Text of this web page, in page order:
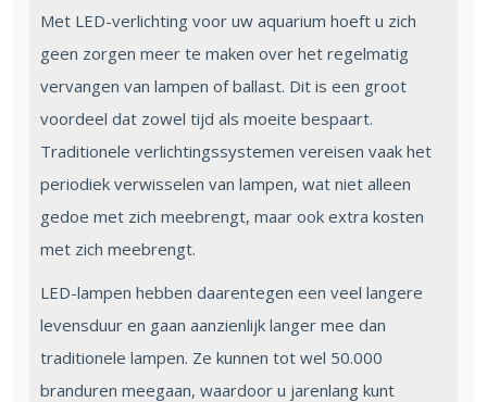
Met LED-verlichting voor uw aquarium hoeft u zich
geen zorgen meer te maken over het regelmatig
vervangen van lampen of ballast. Dit is een groot
voordeel dat zowel tijd als moeite bespaart.
Traditionele verlichtingssystemen vereisen vaak het
periodiek verwisselen van lampen, wat niet alleen
gedoe met zich meebrengt, maar ook extra kosten
met zich meebrengt.
LED-lampen hebben daarentegen een veel langere
levensduur en gaan aanzienlijk langer mee dan
traditionele lampen. Ze kunnen tot wel 50.000
branduren meegaan, waardoor u jarenlang kunt